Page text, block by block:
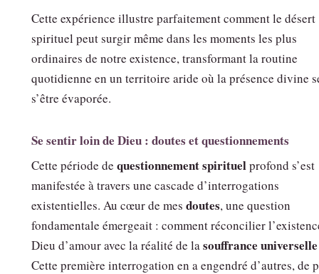
Cette expérience illustre parfaitement comment le désert
spirituel peut surgir même dans les moments les plus
ordinaires de notre existence, transformant la routine
quotidienne en un territoire aride où la présence divine
s’être évaporée.
Se sentir loin de Dieu : doutes et questionnements
Cette période de questionnement spirituelprofond s’est
manifestée à travers une cascade d’interrogations
existentielles. Au cœur de mes doutes, une question
fondamentale émergeait : comment réconcilier
Dieu d’amour avec la réalité de lasouffrance universelle
Cette première interrogation en a engendré d’autres, de